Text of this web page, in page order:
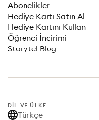
Abonelikler
Hediye Kartı Satın Al
Hediye Kartını Kullan
Öğrenci İndirimi
Storytel Blog
DIL VE ÜLKE
Türkçe